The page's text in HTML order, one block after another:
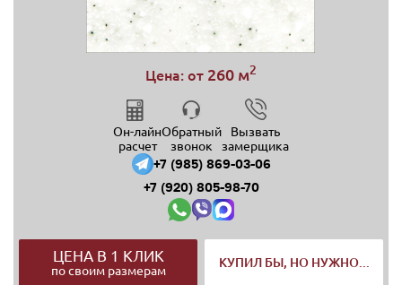
Цена: от 260 м2
Он-лайн
расчет
Обратный
звонок
Вызвать
замерщика
+7 (985) 869-03-06
+7 (920) 805-98-70
ЦЕНА В 1 КЛИК
по своим размерам
КУПИЛ БЫ, НО НУЖНО...